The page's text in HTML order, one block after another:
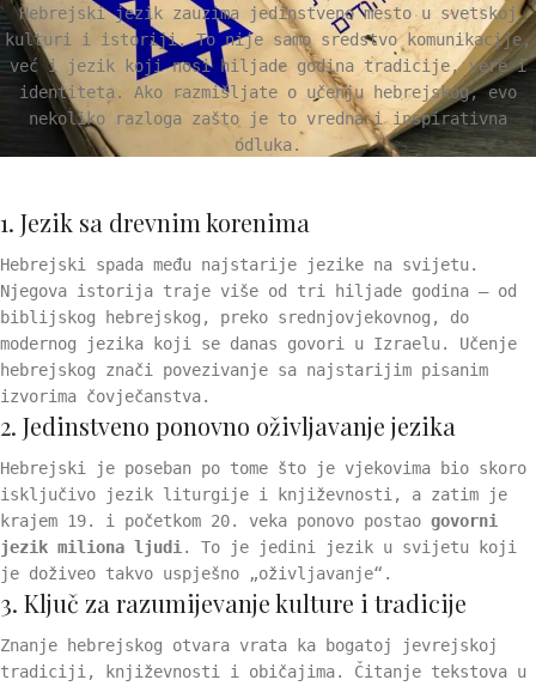
Hebrejski jezik zauzima jedinstveno mesto u svetskoj
kulturi i istoriji. To nije samo sredstvo komunikacije,
već i jezik koji nosi hiljade godina tradicije, vere i
identiteta. Ako razmišljate o učenju hebrejskog, evo
nekoliko razloga zašto je to vredna i inspirativna
odluka.
1. Jezik sa drevnim korenima
Hebrejski spada među najstarije jezike na svijetu.
Njegova istorija traje više od tri hiljade godina – od
biblijskog hebrejskog, preko srednjovjekovnog, do
modernog jezika koji se danas govori u Izraelu. Učenje
hebrejskog znači povezivanje sa najstarijim pisanim
izvorima čovječanstva.
2. Jedinstveno ponovno oživljavanje jezika
Hebrejski je poseban po tome što je vjekovima bio skoro
isključivo jezik liturgije i književnosti, a zatim je
krajem 19. i početkom 20. veka ponovo postao govorni
jezik miliona ljudi . To je jedini jezik u svijetu koji
je doživeo takvo uspješno „oživljavanje“.
3. Ključ za razumijevanje kulture i tradicije
Znanje hebrejskog otvara vrata ka bogatoj jevrejskoj
tradiciji, književnosti i običajima. Čitanje tekstova u